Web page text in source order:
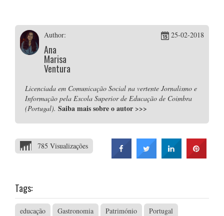
Author:
Ana
Marisa
Ventura
25-02-2018
Licenciada em Comunicação Social na vertente Jornalismo e
Informação pela Escola Superior de Educação de Coimbra
(Portugal). Saiba mais sobre o autor >>>
785 Visualizações
Tags:
educação Gastronomia Património Portugal